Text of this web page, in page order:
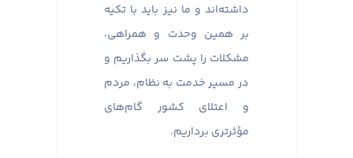
داشته‌اند و ما نیز باید با تکیه
بر همین وحدت و همراهی،
مشکلات را پشت سر بگذاریم و
در مسیر خدمت به نظام، مردم
و اعتلای کشور گام‌های
مؤثرتری برداریم.